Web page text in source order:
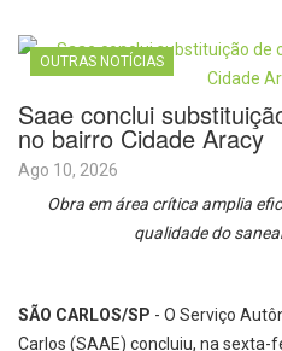
OUTRAS NOTÍCIAS
Saae conclui
no bairro Cidade Aracy
Ago 10, 2026
Obra em área crítica amplia
qualidade do
SÃO CARLOS/SP - O Serviço
Carlos (SAAE) concluiu, na sexta-